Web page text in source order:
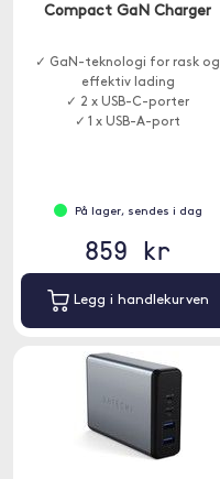
Compact GaN Charger
✓ GaN-teknologi for rask og
effektiv lading
✓ 2 x USB-C-porter
✓ 1 x USB-A-port
På lager, sendes i dag
859 kr
Legg i handlekurven